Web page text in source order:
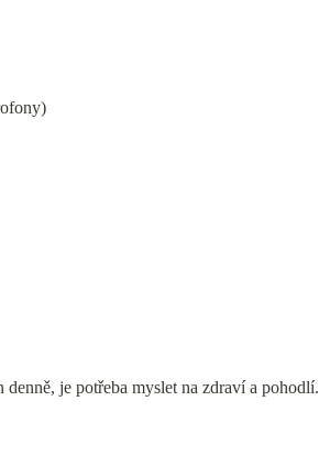
je potřeba myslet na zdraví a pohodlí.